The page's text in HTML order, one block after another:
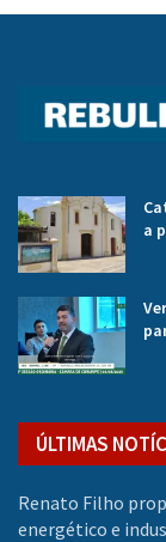
a
ÚLTIMAS
Renato Filho
energético e